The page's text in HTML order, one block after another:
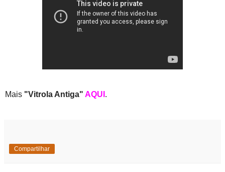
Mais "Vitrola Antiga" AQUI .
Compartilhar